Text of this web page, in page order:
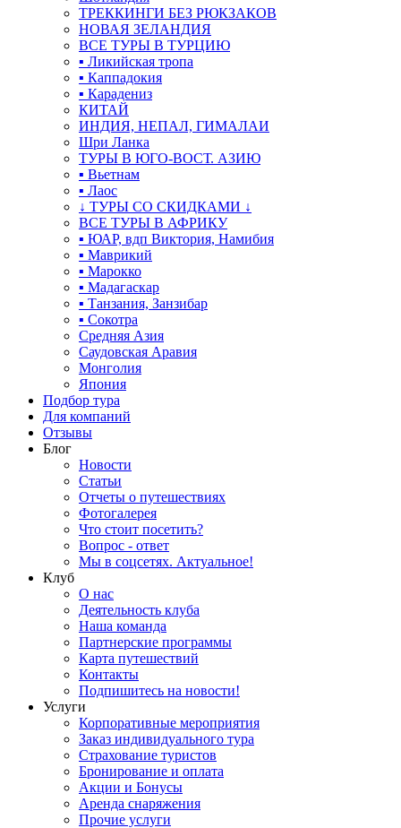
ТРЕККИНГИ БЕЗ РЮКЗАКОВ
НОВАЯ ЗЕЛАНДИЯ
ВСЕ ТУРЫ В ТУРЦИЮ
▪ Ликийская тропа
▪ Каппадокия
▪ Карадениз
КИТАЙ
ИНДИЯ, НЕПАЛ, ГИМАЛАИ
Шри Ланка
ТУРЫ В ЮГО-ВОСТ. АЗИЮ
▪ Вьетнам
▪ Лаос
↓ ТУРЫ СО СКИДКАМИ ↓
ВСЕ ТУРЫ В АФРИКУ
▪ ЮАР, вдп Виктория, Намибия
▪ Маврикий
▪ Марокко
▪ Мадагаскар
▪ Танзания, Занзибар
▪ Сокотра
Средняя Азия
Саудовская Аравия
Монголия
Япония
Подбор тура
Для компаний
Отзывы
Блог
Новости
Статьи
Отчеты о путешествиях
Фотогалерея
Что стоит посетить?
Вопрос - ответ
Мы в соцсетях. Актуальное!
Клуб
О нас
Деятельность клуба
Наша команда
Партнерские программы
Карта путешествий
Контакты
Подпишитесь на новости!
Услуги
Корпоративные мероприятия
Заказ индивидуального тура
Страхование туристов
Бронирование и оплата
Акции и Бонусы
Аренда снаряжения
Прочие услуги